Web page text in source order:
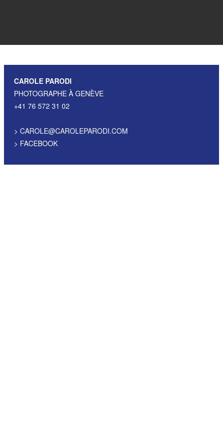
CAROLE PARODI
PHOTOGRAPHE À GENÈVE
+41 76 572 31 02
> CAROLE@CAROLEPARODI.COM
> FACEBOOK